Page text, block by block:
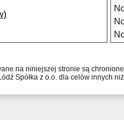
na niniejszej stronie są
Spółka z o.o. dla celów innych